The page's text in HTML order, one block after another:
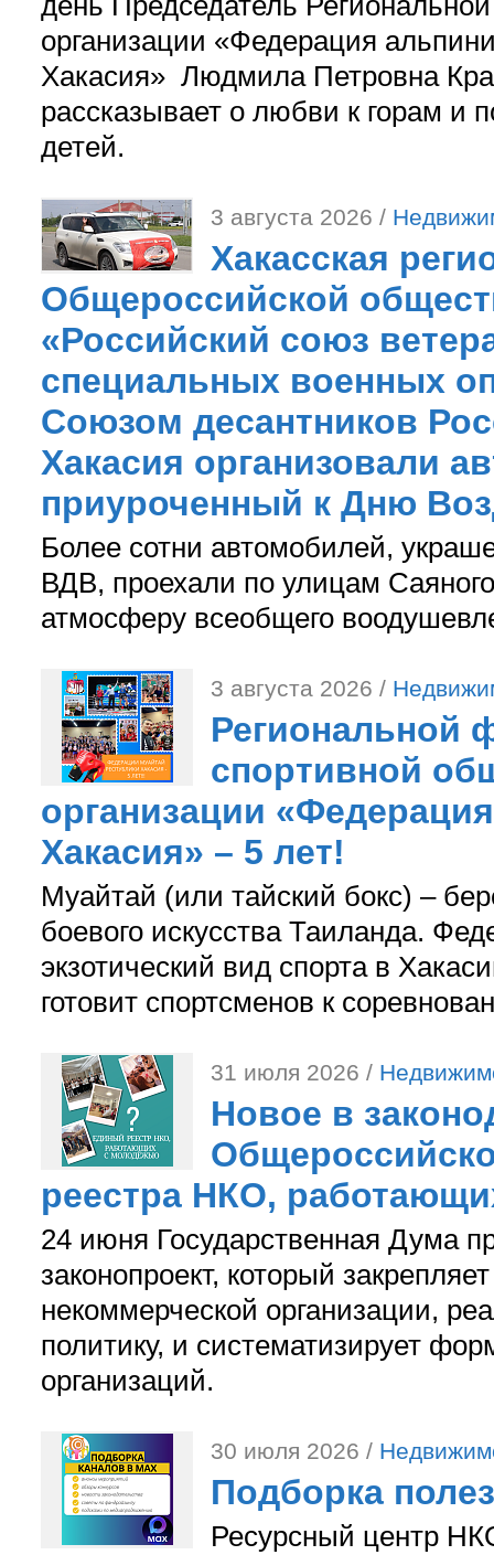
организации «Федерация
Хакасия» Людмила Петровна
рассказывает о любви к горам и
детей.
3 августа 2026 /
Хакасская
Общероссийской
«Российский союз
специальных военных
Союзом десантников
Хакасия организовали
приуроченный к Дню
Более сотни автомобилей,
ВДВ, проехали по улицам
атмосферу всеобщего
3 августа 2026 /
Региональной
спортивной
организации
Хакасия» – 5 лет!
Муайтай (или тайский бокс) –
боевого искусства Таиланда.
экзотический вид спорта в
готовит спортсменов к
31 июля 2026 /
Новое в
реестра НКО,
24 июня Государственная Дума
законопроект, который
некоммерческой организации,
политику, и систематизирует
организаций.
30 июля 2026 /
Подборка
Ресурсный центр